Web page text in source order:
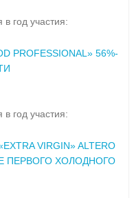
год участия:
PROFESSIONAL» 56%-
год участия:
VIRGIN» ALTERO
ПЕРВОГО ХОЛОДНОГО